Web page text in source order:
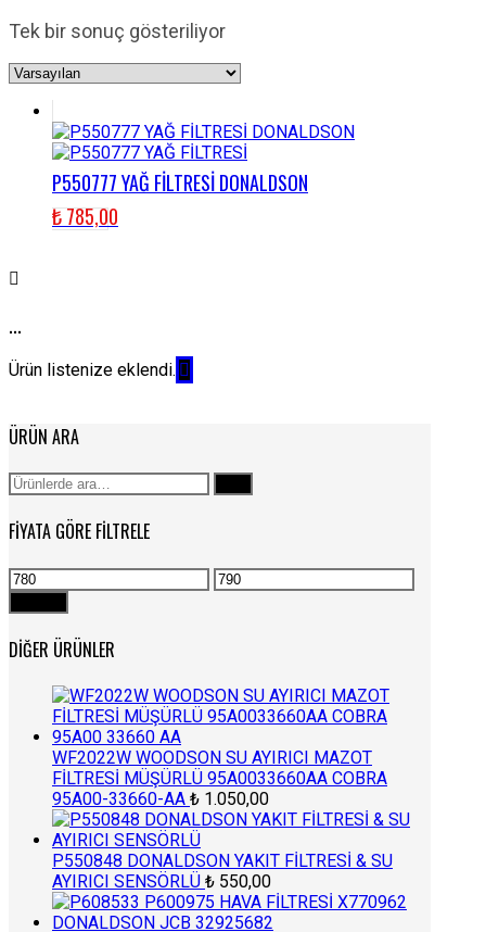
Tek bir sonuç gösteriliyor
P550777 YAĞ FİLTRESİ DONALDSON
₺785,00
...
Ürün listenize eklendi.
ÜRÜN ARA
Ara:
FIYATA GÖRE FILTRELE
En
düşük
fiyat
En
yüksek
DIĞER ÜRÜNLER
WF2022W WOODSON SU AYIRICI MAZOT
FİLTRESİ MÜŞÜRLÜ 95A0033660AA COBRA
95A00-33660-AA ₺ 1.050,00
P550848 DONALDSON YAKIT FİLTRESİ & SU
AYIRICI SENSÖRLÜ ₺ 550,00